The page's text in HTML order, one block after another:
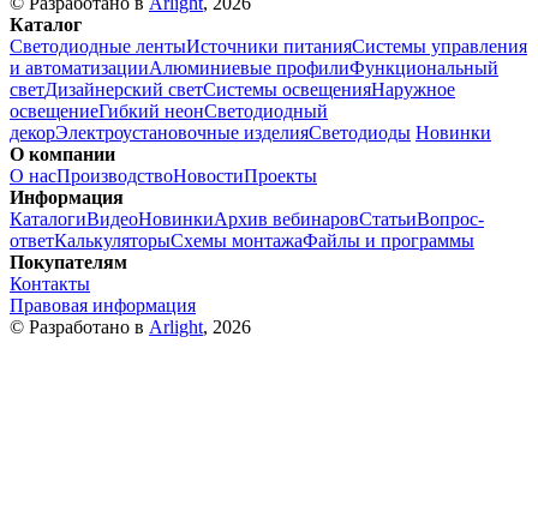
Каталог
Светодиодные лентыИсточники питанияСистемы управления
и автоматизацииАлюминиевые профилиФункциональный
светДизайнерский светСистемы освещенияНаружное
освещениеГибкий неонСветодиодный
декорЭлектроустановочные изделияСветодиоды Новинки
О компании
О насПроизводствоНовостиПроекты
Информация
КаталогиВидеоНовинкиАрхив вебинаровСтатьиВопрос-
ответКалькуляторыСхемы монтажаФайлы и программы
Покупателям
Контакты
Правовая информация
© Разработано в Arlight, 2026